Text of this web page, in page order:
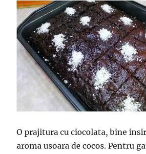
O prajitura cu ciocolata, bine
aroma usoara de cocos. Pentru